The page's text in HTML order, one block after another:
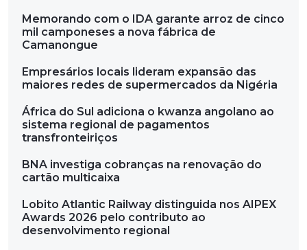
Memorando com o IDA garante arroz de cinco
mil camponeses a nova fábrica de
Camanongue
Empresários locais lideram expansão das
maiores redes de supermercados da Nigéria
África do Sul adiciona o kwanza angolano ao
sistema regional de pagamentos
transfronteiriços
BNA investiga cobranças na renovação do
cartão multicaixa
Lobito Atlantic Railway distinguida nos AIPEX
Awards 2026 pelo contributo ao
desenvolvimento regional